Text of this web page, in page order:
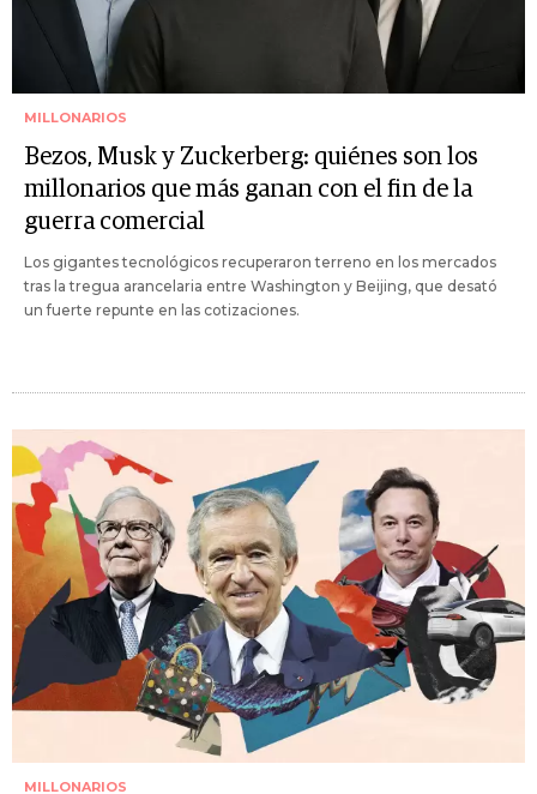
MILLONARIOS
Bezos, Musk y Zuckerberg: quiénes son los
millonarios que más ganan con el fin de la
guerra comercial
Los gigantes tecnológicos recuperaron terreno en los mercados
tras la tregua arancelaria entre Washington y Beijing, que desató
un fuerte repunte en las cotizaciones.
MILLONARIOS